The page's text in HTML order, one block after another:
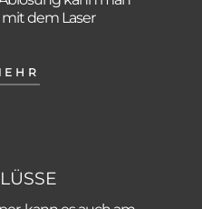
dem Laser